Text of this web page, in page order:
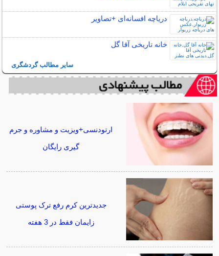
دریاچه افسانه‌ای +تصاویر
خانه تاریخی آقا گل
سایر مطالب گردشگری
ارتودنسی+ویزیت و مشاوره و جرم
گیری رایگان
جدیدترین کرم رفع ترک پوستی
زایمان فقط در 3 هفته